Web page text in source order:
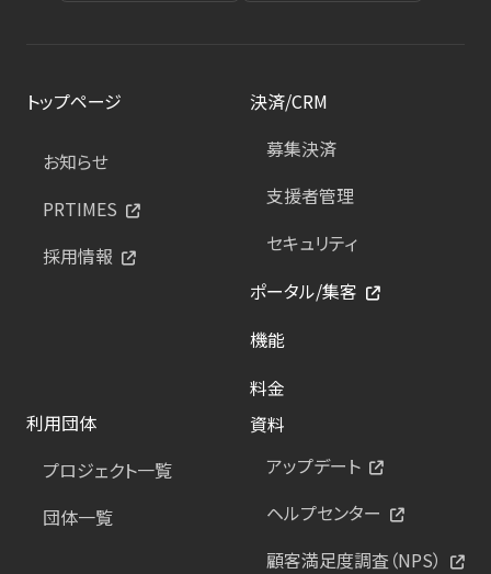
トップページ
お知らせ
PRTIMES
採用情報
決済/CRM
募集決済
支援者管理
セキュリティ
ポータル/集客
機能
料金
利用団体
プロジェクト一覧
団体一覧
資料
アップデート
ヘルプセンター
顧客満足度調査（NPS）